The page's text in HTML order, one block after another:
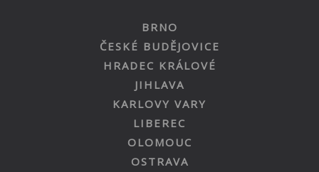
BRNO
ČESKÉ BUDĚJOVICE
HRADEC KRÁLOVÉ
JIHLAVA
KARLOVY VARY
LIBEREC
OLOMOUC
OSTRAVA